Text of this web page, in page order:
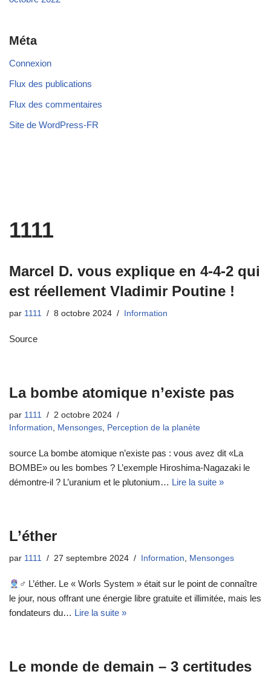
Méta
Connexion
Flux des publications
Flux des commentaires
Site de WordPress-FR
1111
Marcel D. vous explique en 4-4-2 qui
est réellement Vladimir Poutine !
par 1111 8 octobre 2024 Information
Source
La bombe atomique n’existe pas
par 1111
2 octobre 2024
Information, Mensonges, Perception de la planète
source La bombe atomique n’existe pas : vous avez dit «La
BOMBE» ou les bombes ? L’exemple Hiroshima-Nagazaki le
démontre-il ? L’uranium et le plutonium… Lire la suite »
L’éther
par 1111 27 septembre 2024 Information, Mensonges
‍♂ L’éther. Le « Worls System » était sur le point de connaître
le jour, nous offrant une énergie libre gratuite et illimitée, mais les
fondateurs du… Lire la suite »
Le monde de demain – 3 certitudes